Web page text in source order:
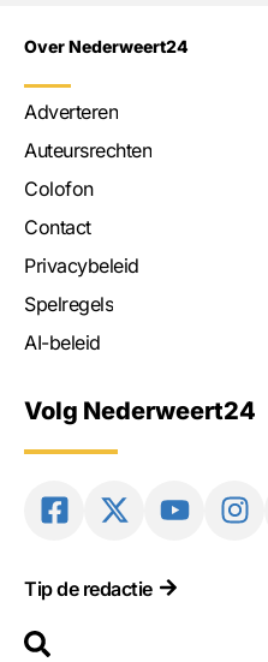
Over Nederweert24
Adverteren
Auteursrechten
Colofon
Contact
Privacybeleid
Spelregels
AI-beleid
Volg Nederweert24
Tip de redactie